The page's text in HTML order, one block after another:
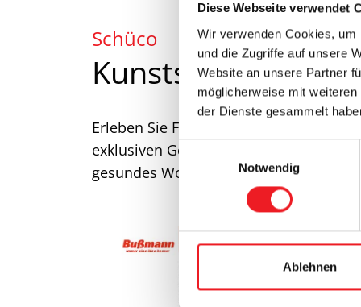
Diese Webseite verwendet
Wir verwenden Cookies,
und die Zugriffe auf unsere
Website an unsere Partner
möglicherweise mit
der Dienste gesammelt
E
i
g
Notwendig
Ablehnen
Schüco
Kunststofffenster
Erleben Sie Fenstertechnik auf
exklusiven Gestaltungsmöglichkeiten.
gesundes Wohnklima, maximale